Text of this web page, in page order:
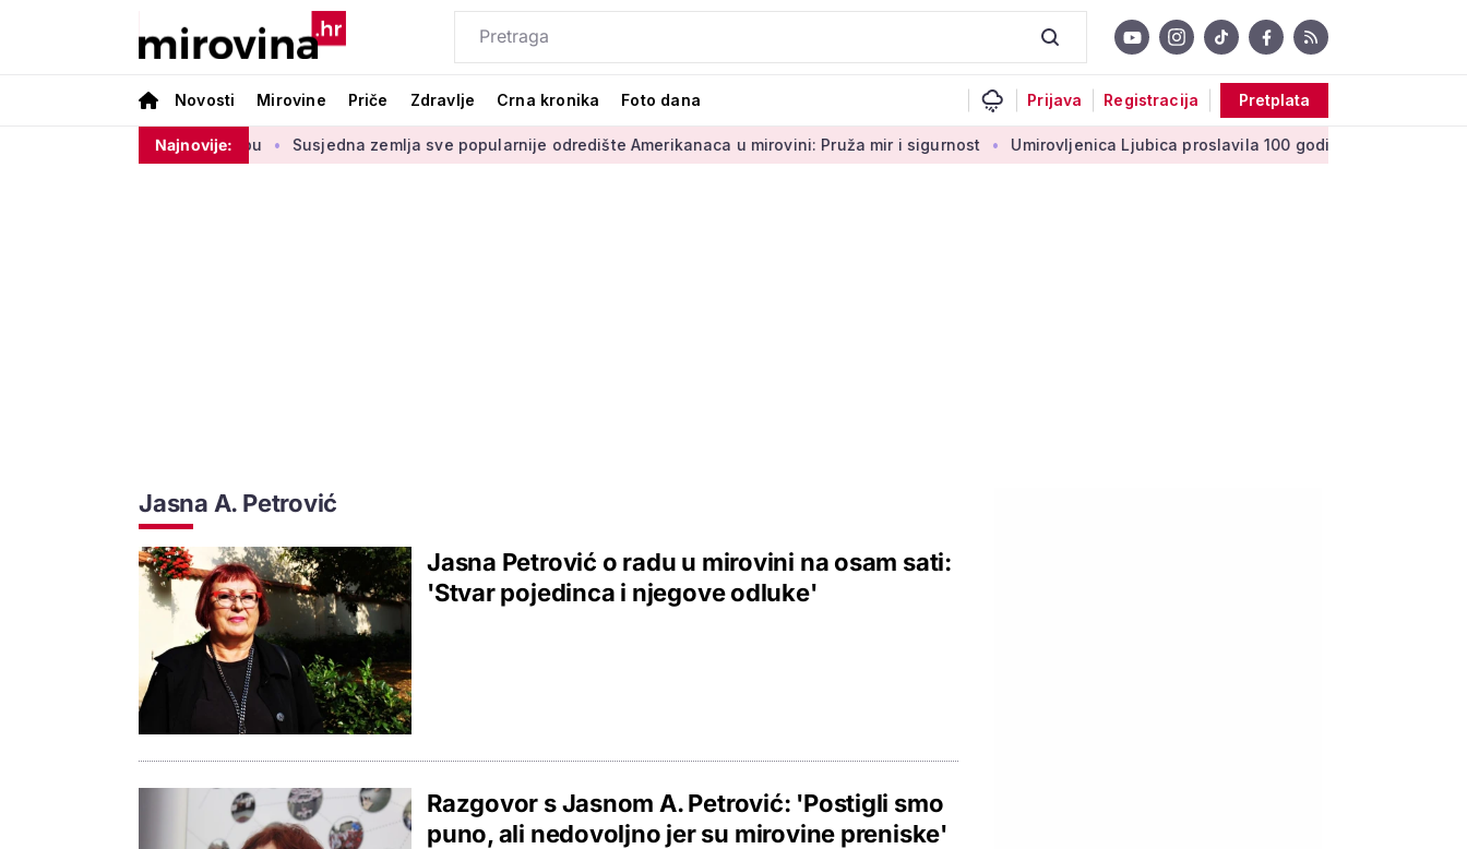
Novosti Mirovine Priče Zdravlje Crna kronika Foto dana Prijava Registracija Pretplata
Najnovije:
u drugom stupu Susjedna zemlja sve popularnije odredište Amerikanaca u mirovini: Pruža mir i sigurnost Umirovljenica Ljubica proslavila 100 godina: 'Stoljeće uspomena,
Jasna A. Petrović
Jasna Petrović o radu u mirovini na osam sati:
'Stvar pojedinca i njegove odluke'
Razgovor s Jasnom A. Petrović: 'Postigli smo
puno, ali nedovoljno jer su mirovine preniske'